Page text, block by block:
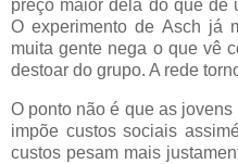
preço maior dela do que de
O experimento de Asch já
muita gente nega o que vê
destoar do grupo. A rede
O ponto não é que as
impõe custos sociais
custos pesam mais